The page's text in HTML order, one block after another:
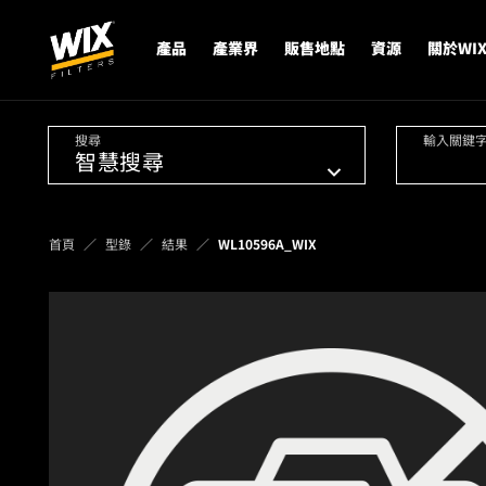
產品 產業界 販售地點 資源 關於WIX
搜尋 輸入關鍵
首頁 型錄 結果 WL10596A_WIX